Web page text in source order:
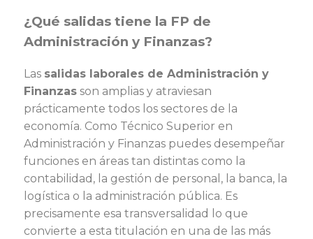
¿Qué salidas tiene la FP de
Administración y Finanzas?
Las salidas laborales de Administración y
Finanzas son amplias y atraviesan
prácticamente todos los sectores de la
economía. Como Técnico Superior en
Administración y Finanzas puedes desempeñar
funciones en áreas tan distintas como la
contabilidad, la gestión de personal, la banca, la
logística o la administración pública. Es
precisamente esa transversalidad lo que
convierte a esta titulación en una de las más